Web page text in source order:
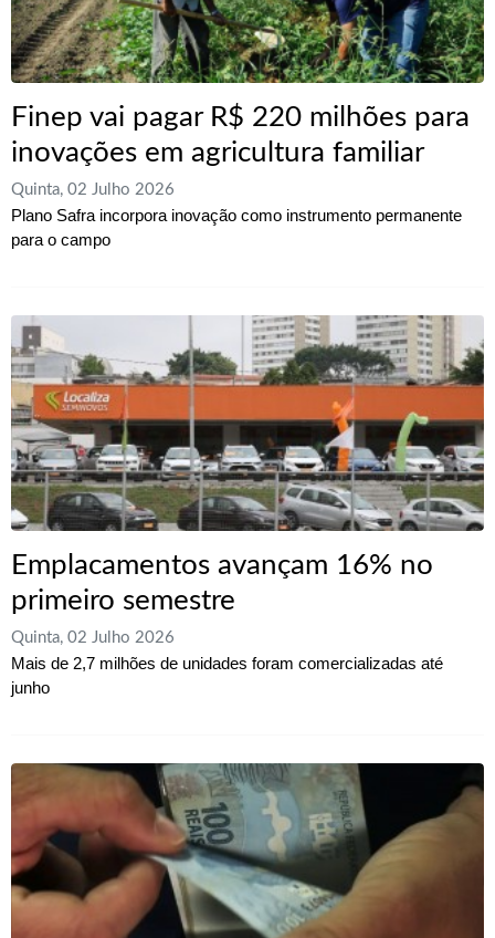
Finep vai pagar R$ 220 milhões para
inovações em agricultura familiar
Quinta, 02 Julho 2026
Plano Safra incorpora inovação como instrumento permanente
para o campo
Emplacamentos avançam 16% no
primeiro semestre
Quinta, 02 Julho 2026
Mais de 2,7 milhões de unidades foram comercializadas até
junho